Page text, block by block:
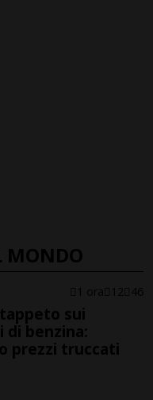
MONDO
1 ora 12 46
sui
benzina:
prezzi truccati